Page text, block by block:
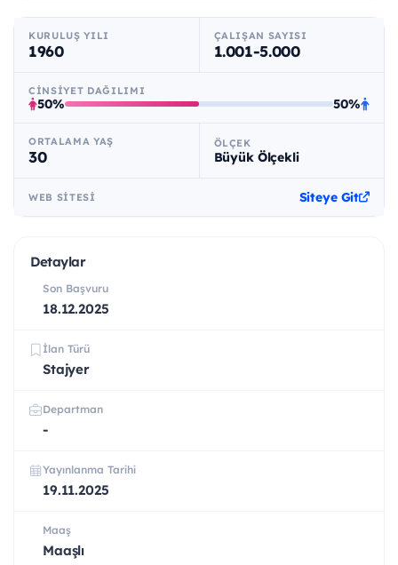
KURULUŞ YILI
1960
ÇALIŞAN SAYISI
1.001-5.000
CINSIYET DAĞILIMI
50% 50%
ORTALAMA YAŞ
30
ÖLÇEK
Büyük Ölçekli
WEB SITESI Siteye Git
Detaylar
Son Başvuru
18.12.2025
İlan Türü
Stajyer
Departman
-
Yayınlanma Tarihi
19.11.2025
Maaş
Maaşlı